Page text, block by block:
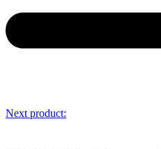
Next product: